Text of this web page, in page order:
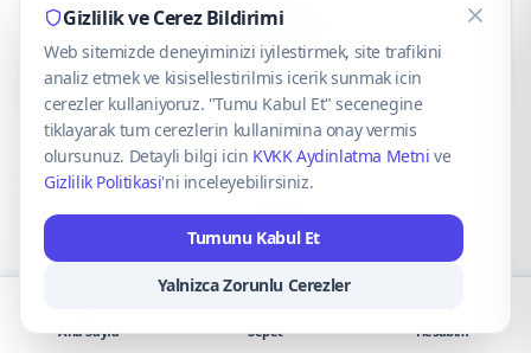
CaseOnn
© 2025 CaseOnn. Tüm hakları saklıdır.
VISA Mastercard
Gizlilik ve Cerez Bildirimi
Web sitemizde deneyiminizi iyilestirmek, site trafikini
analiz etmek ve kisisellestirilmis icerik sunmak icin
cerezler kullaniyoruz. "Tumu Kabul Et" secenegine
tiklayarak tum cerezlerin kullanimina onay vermis
olursunuz. Detayli bilgi icin KVKK Aydinlatma Metni ve
Gizlilik Politikasi'ni inceleyebilirsiniz.
Tumunu Kabul Et
Yalnizca Zorunlu Cerezler
Ana Sayfa Sepet Hesabım